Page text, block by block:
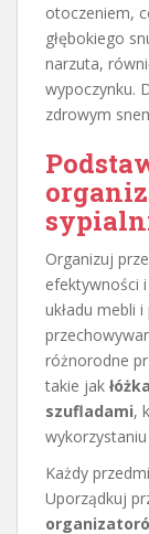
otoczeniem,
głębokiego
narzuta,
wypoczynku.
zdrowym
Organizuj
efektywności
układu mebli
różnorodne
takie jak
szufladami,
Każdy
Uporządkuj